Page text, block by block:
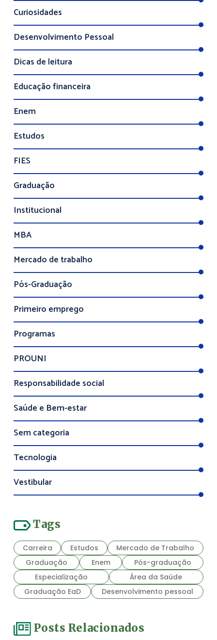
Curiosidades
Desenvolvimento Pessoal
Dicas de leitura
Educação financeira
Enem
Estudos
FIES
Graduação
Institucional
MBA
Mercado de trabalho
Pós-Graduação
Primeiro emprego
Programas
PROUNI
Responsabilidade social
Saúde e Bem-estar
Sem categoria
Tecnologia
Vestibular
Tags
Carreira Estudos
Mercado de Trabalho
Graduação
Enem
Pós-graduação
Especialização
Área da Saúde
Graduação EaD
Desenvolvimento pessoal
Posts Relacionados